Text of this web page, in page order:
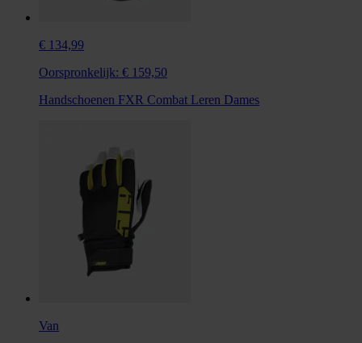
€ 134,99
Oorspronkelijk: € 159,50
Handschoenen FXR Combat Leren Dames
Van